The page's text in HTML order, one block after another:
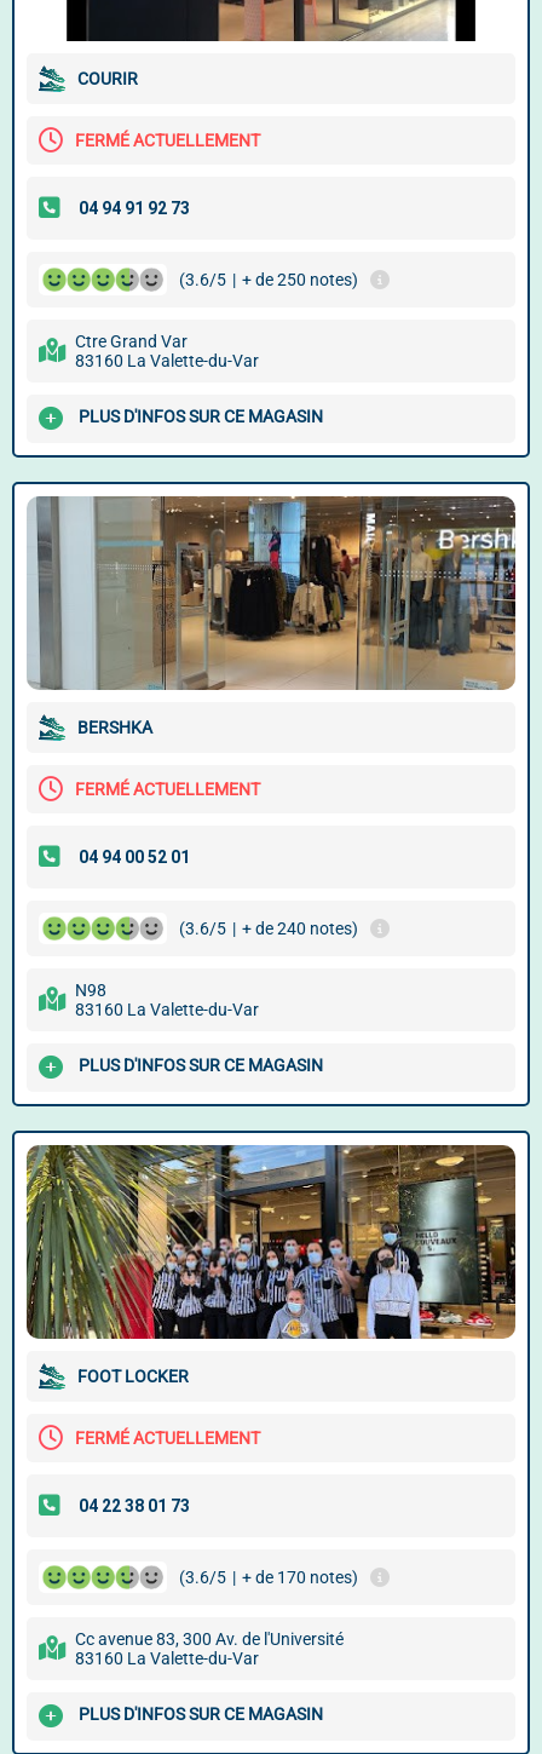
COURIR
FERMÉ ACTUELLEMENT
(3.6/5 | + de 250 notes)
Ctre Grand Var
83160 La Valette-du-Var
PLUS D'INFOS SUR CE MAGASIN
BERSHKA
FERMÉ ACTUELLEMENT
(3.6/5 | + de 240 notes)
N98
83160 La Valette-du-Var
PLUS D'INFOS SUR CE MAGASIN
FOOT LOCKER
FERMÉ ACTUELLEMENT
(3.6/5 | + de 170 notes)
Cc avenue 83, 300 Av. de l'Université
83160 La Valette-du-Var
PLUS D'INFOS SUR CE MAGASIN